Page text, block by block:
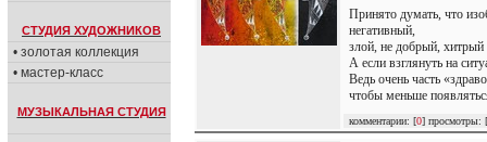
СТУДИЯ ХУДОЖНИКОВ
• золотая коллекция
• мастер-класс
МУЗЫКАЛЬНАЯ СТУДИЯ
Принято думать, что
негативный,
злой, не добрый, хитрый
А если взглянуть на
Ведь очень часть
чтобы меньше
комментарии: [0] просмотры: [